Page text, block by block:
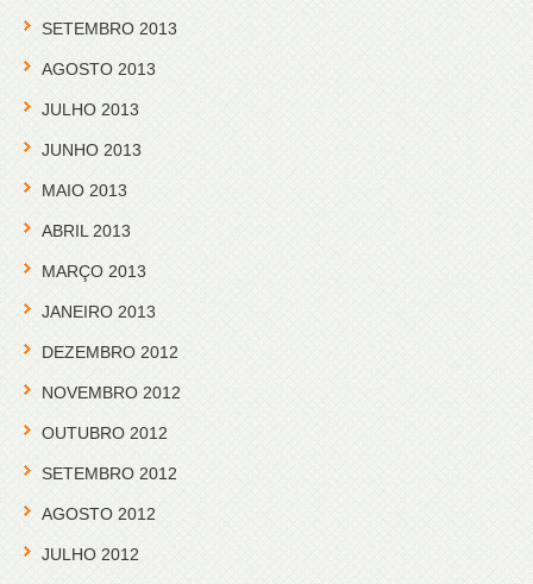
SETEMBRO 2013
AGOSTO 2013
JULHO 2013
JUNHO 2013
MAIO 2013
ABRIL 2013
MARÇO 2013
JANEIRO 2013
DEZEMBRO 2012
NOVEMBRO 2012
OUTUBRO 2012
SETEMBRO 2012
AGOSTO 2012
JULHO 2012